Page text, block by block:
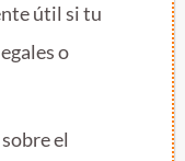
útil si tu
o
el